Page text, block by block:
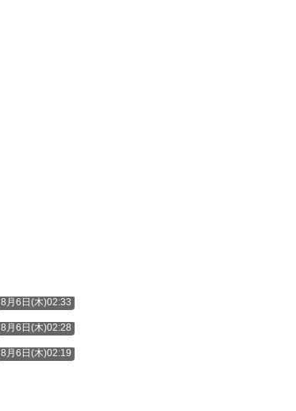
8月6日(木)02:33
8月6日(木)02:28
8月6日(木)02:19